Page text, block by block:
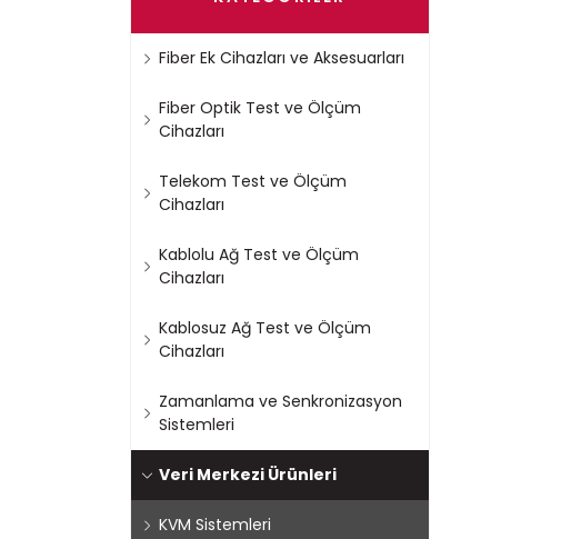
Fiber Ek Cihazları ve Aksesuarları
Fiber Optik Test ve Ölçüm
Cihazları
Telekom Test ve Ölçüm
Cihazları
Kablolu Ağ Test ve Ölçüm
Cihazları
Kablosuz Ağ Test ve Ölçüm
Cihazları
Zamanlama ve Senkronizasyon
Sistemleri
Veri Merkezi Ürünleri
KVM Sistemleri